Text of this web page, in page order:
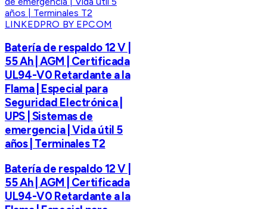
LINKEDPRO BY EPCOM
Batería de respaldo 12 V |
55 Ah | AGM | Certificada
UL94-V0 Retardante a la
Flama | Especial para
Seguridad Electrónica |
UPS | Sistemas de
emergencia | Vida útil 5
años | Terminales T2
Batería de respaldo 12 V |
55 Ah | AGM | Certificada
UL94-V0 Retardante a la